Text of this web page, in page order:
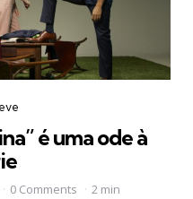
é uma ode à
0 Comments 2 min